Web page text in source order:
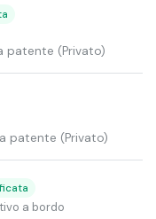
patente (Privato)
patente (Privato)
a bordo